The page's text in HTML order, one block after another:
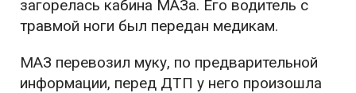
загорелась кабина МАЗа. Его водитель с
травмой ноги был передан медикам.
МАЗ перевозил муку, по предварительной
информации, перед ДТП у него произошла